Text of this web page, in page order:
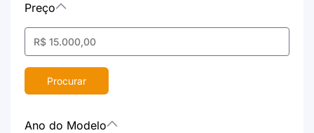
Preço
Procurar
Ano do Modelo